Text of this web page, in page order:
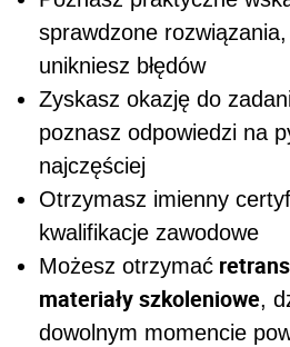
sprawdzone
unikniesz błędów
Zyskasz okazję do
poznasz odpowiedzi na
najczęściej
Otrzymasz imienny
kwalifikacje zawodowe
Możesz otrzymać
materiały szkoleniowe,
dowolnym momencie